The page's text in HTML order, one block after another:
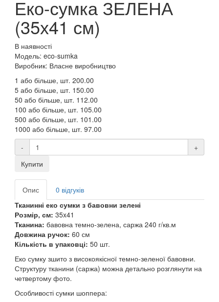
Еко-сумка ЗЕЛЕНА
(35х41 см)
В наявності
Модель: eco-sumka
Виробник: Власне виробництво
1 або більше, шт. 200.00
5 або більше, шт. 150.00
50 або більше, шт. 112.00
100 або більше, шт. 105.00
500 або більше, шт. 101.00
1000 або більше, шт. 97.00
-
+
Купити
Опис
0 відгуків
Тканинні еко сумки з бавовни зелені
Розмір, см: 35x41
Тканина: бавовна темно-зелена, саржа 240 г/кв.м
Довжина ручок: 60 см
Кількість в упаковці: 50 шт.
Еко сумку зшито з високоякісної темно-зеленої бавовни.
Структуру тканини (саржа) можна детально розглянути на
четвертому фото.
Особливості сумки шоппера: